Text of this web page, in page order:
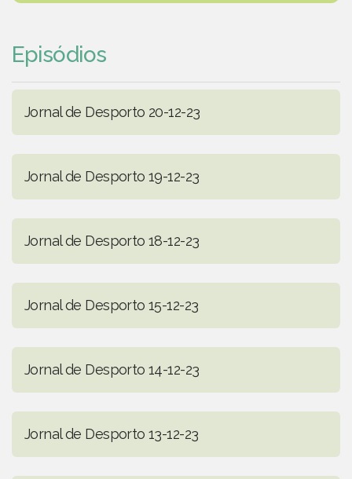
Episódios
Jornal de Desporto 20-12-23
Jornal de Desporto 19-12-23
Jornal de Desporto 18-12-23
Jornal de Desporto 15-12-23
Jornal de Desporto 14-12-23
Jornal de Desporto 13-12-23